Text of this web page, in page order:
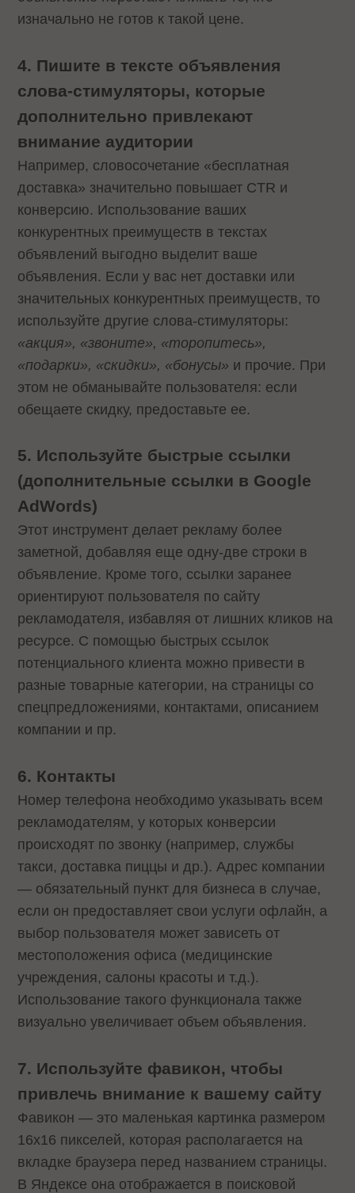
изначально не готов к такой цене.
4. Пишите в тексте объявления
слова-стимуляторы, которые
дополнительно привлекают
внимание аудитории
Например, словосочетание «бесплатная
доставка» значительно повышает CTR и
конверсию. Использование ваших
конкурентных преимуществ в текстах
объявлений выгодно выделит ваше
объявления. Если у вас нет доставки или
значительных конкурентных преимуществ, то
используйте другие слова-стимуляторы:
«акция», «звоните», «торопитесь»,
«подарки», «скидки», «бонусы» и прочие. При
этом не обманывайте пользователя: если
обещаете скидку, предоставьте ее.
5. Используйте быстрые ссылки
(дополнительные ссылки в Google
AdWords)
Этот инструмент делает рекламу более
заметной, добавляя еще одну-две строки в
объявление. Кроме того, ссылки заранее
ориентируют пользователя по сайту
рекламодателя, избавляя от лишних кликов на
ресурсе. С помощью быстрых ссылок
потенциального клиента можно привести в
разные товарные категории, на страницы со
спецпредложениями, контактами, описанием
компании и пр.
6. Контакты
Номер телефона необходимо указывать всем
рекламодателям, у которых конверсии
происходят по звонку (например, службы
такси, доставка пиццы и др.). Адрес компании
— обязательный пункт для бизнеса в случае,
если он предоставляет свои услуги офлайн, а
выбор пользователя может зависеть от
местоположения офиса (медицинские
учреждения, салоны красоты и т.д.).
Использование такого функционала также
визуально увеличивает объем объявления.
7. Используйте фавикон, чтобы
привлечь внимание к вашему сайту
Фавикон — это маленькая картинка размером
16х16 пикселей, которая располагается на
вкладке браузера перед названием страницы.
В Яндексе она отображается в поисковой